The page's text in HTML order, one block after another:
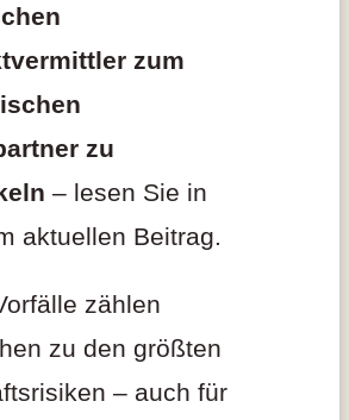
zum
zu
– lesen Sie in
aktuellen Beitrag.
zählen
zu den größten
– auch für